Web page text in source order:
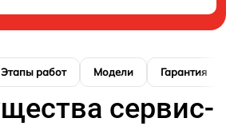
Этапы работ Модели Гарантия
сервис-